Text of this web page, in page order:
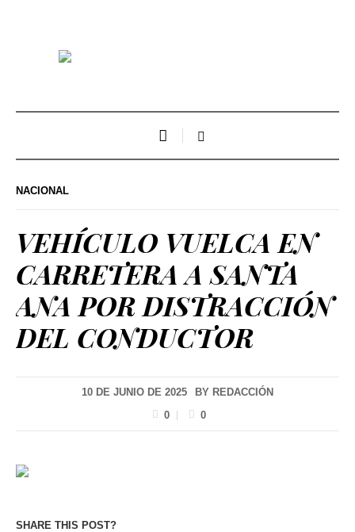
NACIONAL
VEHÍCULO VUELCA EN
CARRETERA A SANTA
ANA POR DISTRACCIÓN
DEL CONDUCTOR
10 DE JUNIO DE 2025 BY REDACCIÓN
0
0
SHARE THIS POST?